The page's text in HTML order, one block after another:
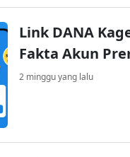
Link DANA
Fakta Akun
2 minggu yang lalu